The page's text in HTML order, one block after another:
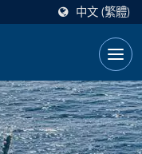
中文 (繁體)